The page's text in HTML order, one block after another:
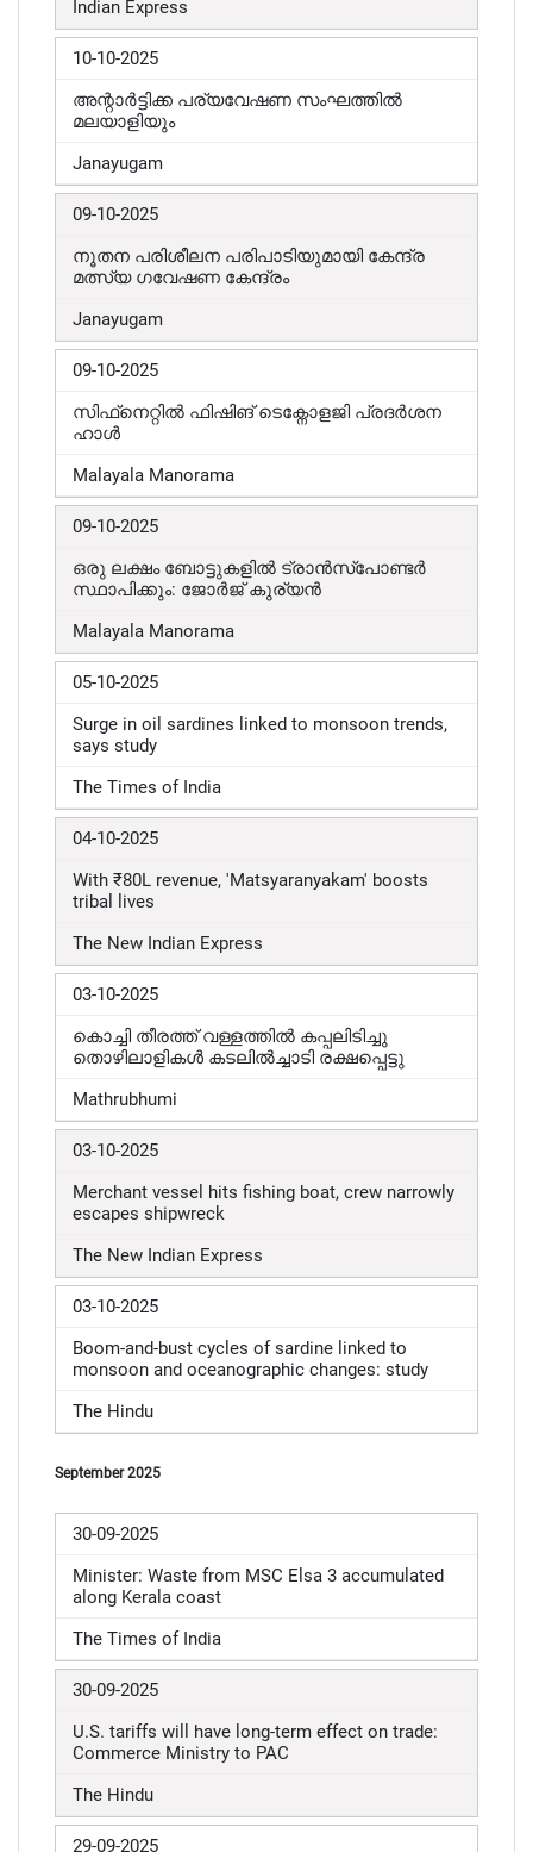
Indian Express
10-10-2025
അന്റാർട്ടിക്ക പര്യവേഷണ സംഘത്തിൽ
മലയാളിയും
Janayugam
09-10-2025
നൂതന പരിശീലന പരിപാടിയുമായി കേന്ദ്ര
മത്സ്യ ഗവേഷണ കേന്ദ്രം
Janayugam
09-10-2025
സിഫ്‌നെറ്റിൽ ഫിഷിങ് ടെക്നോളജി പ്രദർശന
ഹാൾ
Malayala Manorama
09-10-2025
ഒരു ലക്ഷം ബോട്ടുകളിൽ ട്രാൻസ്പോണ്ടർ
സ്ഥാപിക്കും: ജോർജ് കുര്യൻ
Malayala Manorama
05-10-2025
Surge in oil sardines linked to monsoon trends,
says study
The Times of India
04-10-2025
With ₹80L revenue, 'Matsyaranyakam' boosts
tribal lives
The New Indian Express
03-10-2025
കൊച്ചി തീരത്ത് വള്ളത്തിൽ കപ്പലിടിച്ചു
തൊഴിലാളികൾ കടലിൽച്ചാടി രക്ഷപ്പെട്ടു
Mathrubhumi
03-10-2025
Merchant vessel hits fishing boat, crew narrowly
escapes shipwreck
The New Indian Express
03-10-2025
Boom-and-bust cycles of sardine linked to
monsoon and oceanographic changes: study
The Hindu
September 2025
30-09-2025
Minister: Waste from MSC Elsa 3 accumulated
along Kerala coast
The Times of India
30-09-2025
U.S. tariffs will have long-term effect on trade:
Commerce Ministry to PAC
The Hindu
29-09-2025